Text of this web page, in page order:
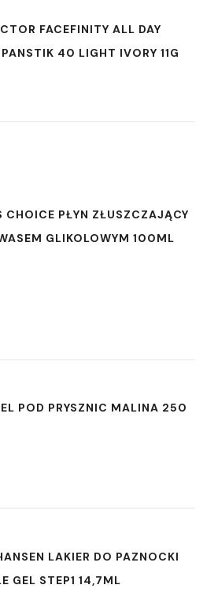
FACEFINITY ALL DAY
40 LIGHT IVORY 11G
CHOICE PŁYN ZŁUSZCZAJĄCY
GLIKOLOWYM 100ML
POD PRYSZNIC MALINA 250
LAKIER DO PAZNOCKI
GEL STEP1 14,7ML